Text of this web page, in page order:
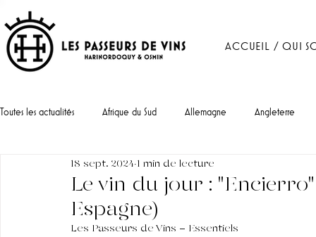
ACCUEIL / QUI
Toutes les actualités Afrique du Sud Allemagne Angleterre
Le vin du jour :
Espagne)
18 sept. 2024 1 min de lecture
Les Passeurs de Vins - Essentiels